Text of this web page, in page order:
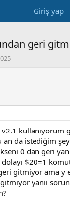
Giriş yap
geri
kullanıyorum
an da istediğim
0 dan geri
$20=1
gitmiyor ama y
yanii